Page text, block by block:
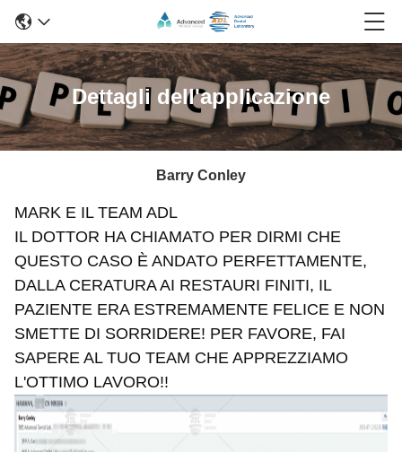
Dettagli dell'applicazione
Barry Conley
MARK E IL TEAM ADL
IL DOTTOR HA CHIAMATO PER DIRMI CHE
QUESTO CASO È ANDATO PERFETTAMENTE,
DALLA CERATURA AI RESTAURI FINITI, IL
PAZIENTE ERA ESTREMAMENTE FELICE E NON
SMETTE DI SORRIDERE! PER FAVORE, FAI
SAPERE AL TUO TEAM CHE APPREZZIAMO
L'OTTIMO LAVORO!!